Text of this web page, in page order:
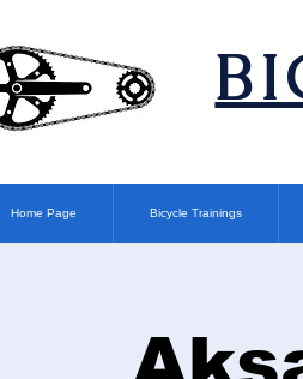
Home Page Bicycle Trainings